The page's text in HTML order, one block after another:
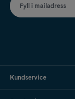
Fyll i mailadress
Kundservice